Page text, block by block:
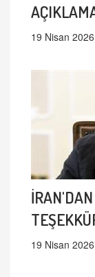
19 Nisan
19 Nisan